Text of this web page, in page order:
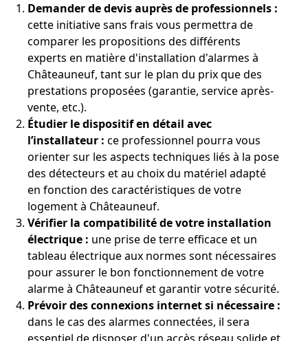
Demander de devis auprès de professionnels :
cette initiative sans frais vous permettra de
comparer les propositions des différents
experts en matière d'installation d'alarmes à
Châteauneuf, tant sur le plan du prix que des
prestations proposées (garantie, service après-
vente, etc.).
Étudier le dispositif en détail avec
l’installateur : ce professionnel pourra vous
orienter sur les aspects techniques liés à la pose
des détecteurs et au choix du matériel adapté
en fonction des caractéristiques de votre
logement à Châteauneuf.
Vérifier la compatibilité de votre installation
électrique : une prise de terre efficace et un
tableau électrique aux normes sont nécessaires
pour assurer le bon fonctionnement de votre
alarme à Châteauneuf et garantir votre sécurité.
Prévoir des connexions internet si nécessaire :
dans le cas des alarmes connectées, il sera